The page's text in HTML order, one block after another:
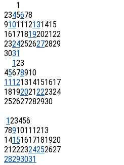
1
2345678
91011 12131415
16171819202122
23242526272829
3031
123
45678910
11 121314151617
18192021222324
252627282930
123456
7891011 1213
14151617181920
21222324252627
28293031